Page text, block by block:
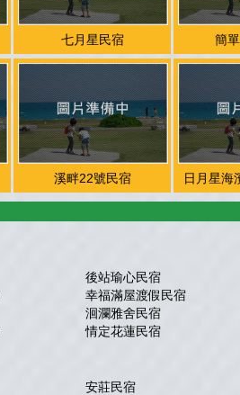
七月星民宿 簡
溪畔22號民宿 日月星海
後站瑜心民宿
幸福滿屋渡假民宿
洄瀾雅舍民宿
情定花蓮民宿
安莊民宿